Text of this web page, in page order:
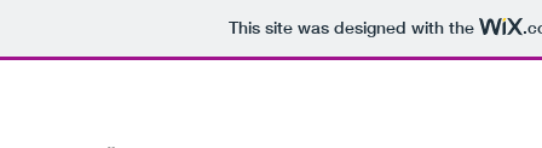
This site was designed with the